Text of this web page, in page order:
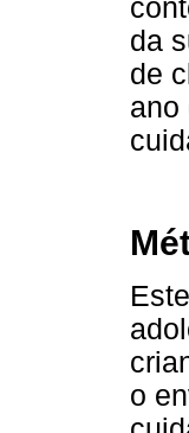
da
de
ano
o